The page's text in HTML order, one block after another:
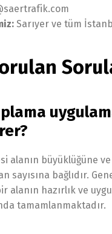
Sarıyer ve tüm
alanın büyüklüğüne
sayısına bağlıdır.
alanın hazırlık ve
tamamlanmaktadır.